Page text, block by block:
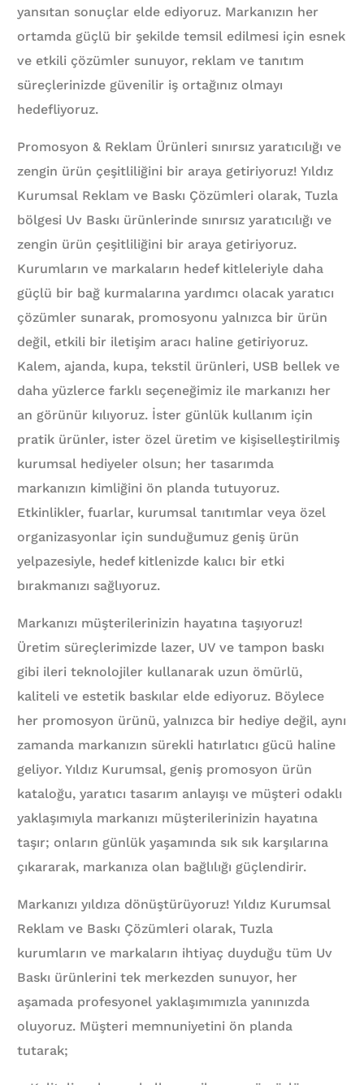
yansıtan sonuçlar elde ediyoruz. Markanızın her
ortamda güçlü bir şekilde temsil edilmesi için esnek
ve etkili çözümler sunuyor, reklam ve tanıtım
süreçlerinizde güvenilir iş ortağınız olmayı
hedefliyoruz.
Promosyon & Reklam Ürünleri sınırsız yaratıcılığı ve
zengin ürün çeşitliliğini bir araya getiriyoruz! Yıldız
Kurumsal Reklam ve Baskı Çözümleri olarak, Tuzla
bölgesi Uv Baskı ürünlerinde sınırsız yaratıcılığı ve
zengin ürün çeşitliliğini bir araya getiriyoruz.
Kurumların ve markaların hedef kitleleriyle daha
güçlü bir bağ kurmalarına yardımcı olacak yaratıcı
çözümler sunarak, promosyonu yalnızca bir ürün
değil, etkili bir iletişim aracı haline getiriyoruz.
Kalem, ajanda, kupa, tekstil ürünleri, USB bellek ve
daha yüzlerce farklı seçeneğimiz ile markanızı her
an görünür kılıyoruz. İster günlük kullanım için
pratik ürünler, ister özel üretim ve kişiselleştirilmiş
kurumsal hediyeler olsun; her tasarımda
markanızın kimliğini ön planda tutuyoruz.
Etkinlikler, fuarlar, kurumsal tanıtımlar veya özel
organizasyonlar için sunduğumuz geniş ürün
yelpazesiyle, hedef kitlenizde kalıcı bir etki
bırakmanızı sağlıyoruz.
Markanızı müşterilerinizin hayatına taşıyoruz!
Üretim süreçlerimizde lazer, UV ve tampon baskı
gibi ileri teknolojiler kullanarak uzun ömürlü,
kaliteli ve estetik baskılar elde ediyoruz. Böylece
her promosyon ürünü, yalnızca bir hediye değil, aynı
zamanda markanızın sürekli hatırlatıcı gücü haline
geliyor. Yıldız Kurumsal, geniş promosyon ürün
kataloğu, yaratıcı tasarım anlayışı ve müşteri odaklı
yaklaşımıyla markanızı müşterilerinizin hayatına
taşır; onların günlük yaşamında sık sık karşılarına
çıkararak, markanıza olan bağlılığı güçlendirir.
Markanızı yıldıza dönüştürüyoruz! Yıldız Kurumsal
Reklam ve Baskı Çözümleri olarak, Tuzla
kurumların ve markaların ihtiyaç duyduğu tüm Uv
Baskı ürünlerini tek merkezden sunuyor, her
aşamada profesyonel yaklaşımımızla yanınızda
oluyoruz. Müşteri memnuniyetini ön planda
tutarak;